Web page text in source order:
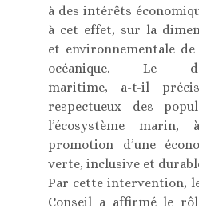
à des intérêts
à cet effet, sur la
et environnementale de
océanique. Le
maritime, a-t-il
respectueux des
l’écosystème
promotion d’une
verte, inclusive et
Par cette intervention,
Conseil a affirmé le